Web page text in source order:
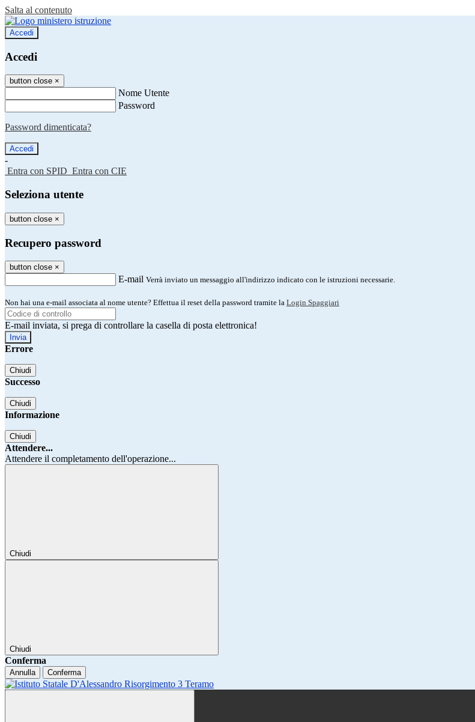
Salta al contenuto
Accedi
Accedi
button close ×
Nome Utente
Password
Password dimenticata?
-
Entra con SPID Entra con CIE
Seleziona utente
button close ×
Recupero password
button close ×
E-mail Verrà inviato un messaggio all'indirizzo indicato con le istruzioni necessarie.
Non hai una e-mail associata al nome utente? Effettua il reset della password tramite la Login Spaggiari
E-mail inviata, si prega di controllare la casella di posta elettronica!
Errore
Chiudi
Successo
Chiudi
Informazione
Chiudi
Attendere...
Attendere il completamento dell'operazione...
Chiudi
Chiudi
Conferma
Annulla Conferma